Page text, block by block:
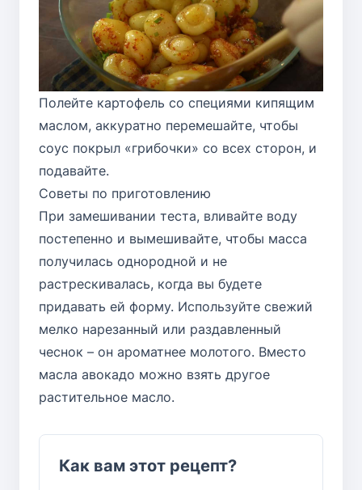
Полейте картофель со специями кипящим
маслом, аккуратно перемешайте, чтобы
соус покрыл «грибочки» со всех сторон, и
подавайте.
Советы по приготовлению
При замешивании теста, вливайте воду
постепенно и вымешивайте, чтобы масса
получилась однородной и не
растрескивалась, когда вы будете
придавать ей форму. Используйте свежий
мелко нарезанный или раздавленный
чеснок – он ароматнее молотого. Вместо
масла авокадо можно взять другое
растительное масло.
Как вам этот рецепт?